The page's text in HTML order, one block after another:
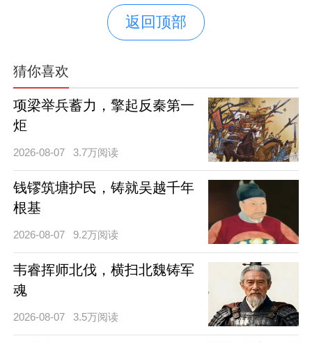
返回顶部
猜你喜欢
项梁举兵蓄力，擎起反秦第一
炬
2026-08-07 3.7万阅读
钱镠筑塘护民，铸就吴越千年
根基
2026-08-07 9.2万阅读
韦睿挥师北伐，横扫北魏铸军
魂
2026-08-07 3.5万阅读